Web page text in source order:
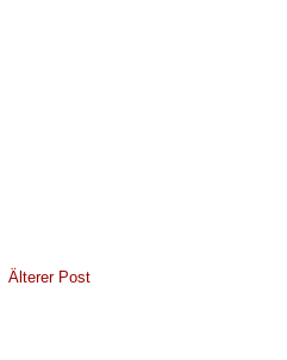
Älterer Post